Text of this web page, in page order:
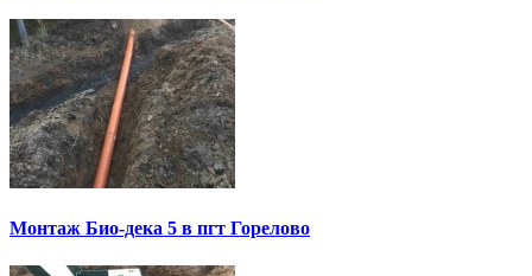
Монтаж Био-дека 5 в пгт Горелово